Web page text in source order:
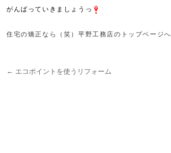
がんばっていきましょうっ
住宅の矯正なら（笑）平野工務店のトップページへ
投稿ナビゲーション
← エコポイントを使うリフォーム